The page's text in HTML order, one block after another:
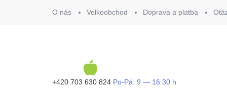
O nás Velkoobchod Doprava a platba
+420 703 630 824